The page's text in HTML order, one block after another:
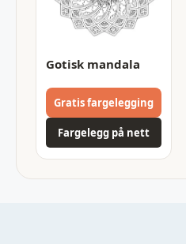
Gotisk mandala
Gratis fargelegging
Fargelegg på nett